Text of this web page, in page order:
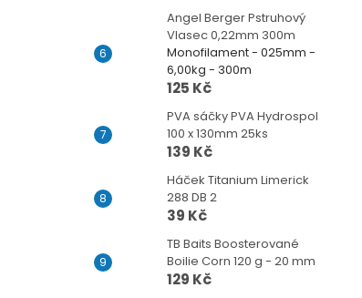
Angel Berger Pstruhový
Vlasec 0,22mm 300m
Monofilament - 025mm -
6,00kg - 300m
125 Kč
PVA sáčky PVA Hydrospol
100 x 130mm 25ks
139 Kč
Háček Titanium Limerick
288 DB 2
39 Kč
TB Baits Boosterované
Boilie Corn 120 g - 20 mm
129 Kč